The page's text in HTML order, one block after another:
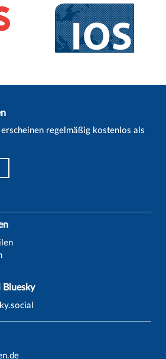
regelmäßig kostenlos als
Bluesky